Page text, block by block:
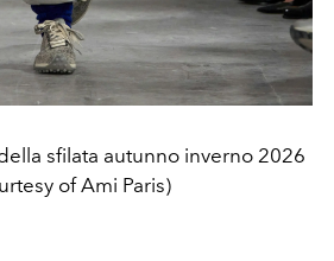
sfilata autunno inverno 2026
of Ami Paris)